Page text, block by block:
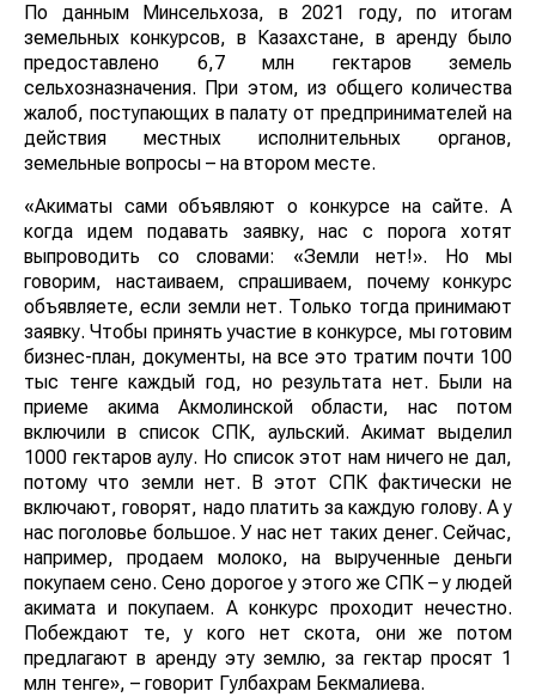
По данным Минсельхоза, в 2021 году, по итогам
земельных конкурсов, в Казахстане, в аренду было
предоставлено 6,7 млн гектаров земель
сельхозназначения. При этом, из общего количества
жалоб, поступающих в палату от предпринимателей на
действия местных исполнительных органов,
земельные вопросы – на втором месте.
«Акиматы сами объявляют о конкурсе на сайте. А
когда идем подавать заявку, нас с порога хотят
выпроводить со словами: «Земли нет!». Но мы
говорим, настаиваем, спрашиваем, почему конкурс
объявляете, если земли нет. Только тогда принимают
заявку. Чтобы принять участие в конкурсе, мы готовим
бизнес-план, документы, на все это тратим почти 100
тыс тенге каждый год, но результата нет. Были на
приеме акима Акмолинской области, нас потом
включили в список СПК, аульский. Акимат выделил
1000 гектаров аулу. Но список этот нам ничего не дал,
потому что земли нет. В этот СПК фактически не
включают, говорят, надо платить за каждую голову. А у
нас поголовье большое. У нас нет таких денег. Сейчас,
например, продаем молоко, на вырученные деньги
покупаем сено. Сено дорогое у этого же СПК – у людей
акимата и покупаем. А конкурс проходит нечестно.
Побеждают те, у кого нет скота, они же потом
предлагают в аренду эту землю, за гектар просят 1
млн тенге», – говорит Гулбахрам Бекмалиева.